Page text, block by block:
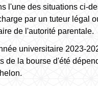
l'une des situations ci-
par un tuteur légal
de l'autorité parentale.
universitaire 2023-
de la bourse d'été